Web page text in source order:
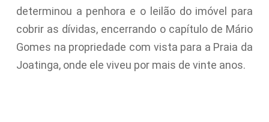
determinou a penhora e o leilão do imóvel para
cobrir as dívidas, encerrando o capítulo de Mário
Gomes na propriedade com vista para a Praia da
Joatinga, onde ele viveu por mais de vinte anos.